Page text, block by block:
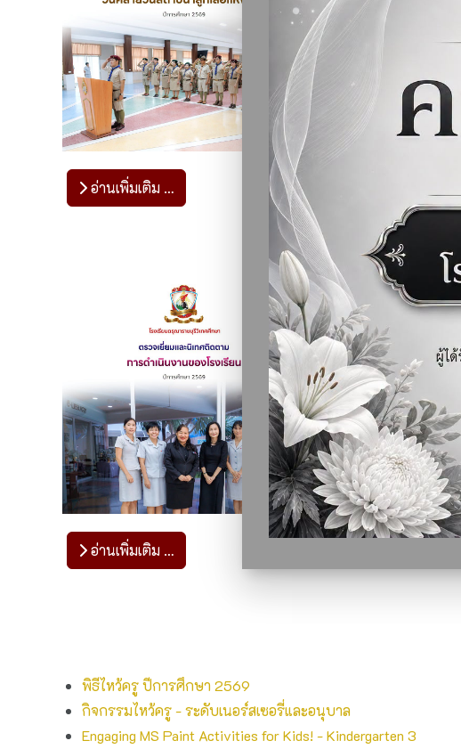
อ่านเพิ่มเติม …
อ่านเพิ่มเติม …
พิธีไหว้ครู ปีการศึกษา 2569
กิจกรรม​ไหว้ครู - ระดับเนอร์สเซอรี่และอนุบาล
Engaging MS Paint Activities for Kids! - Kindergarten 3